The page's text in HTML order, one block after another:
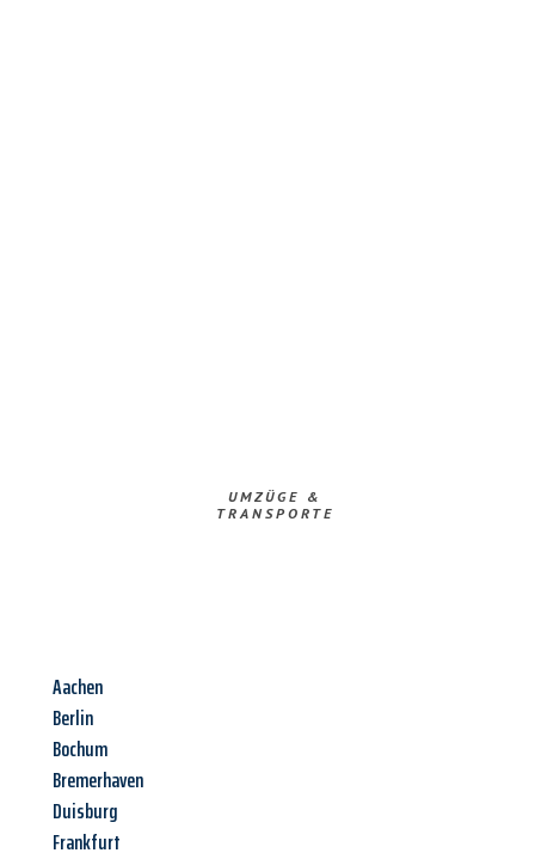
UMZÜGE &
TRANSPORTE
Aachen
Berlin
Bochum
Bremerhaven
Duisburg
Frankfurt